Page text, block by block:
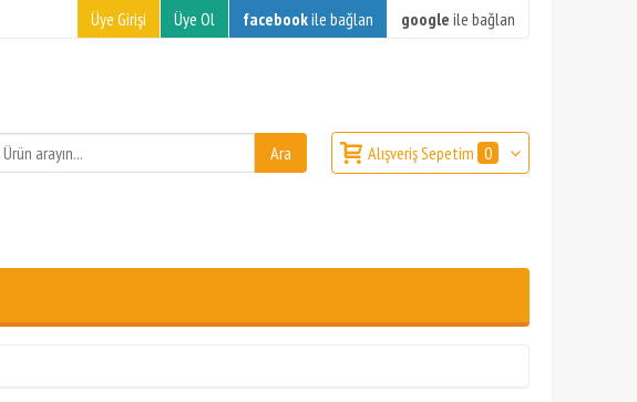
Üye Girişi Üye Ol facebookile bağlan google ile bağlan
Alışveriş Sepetim 0